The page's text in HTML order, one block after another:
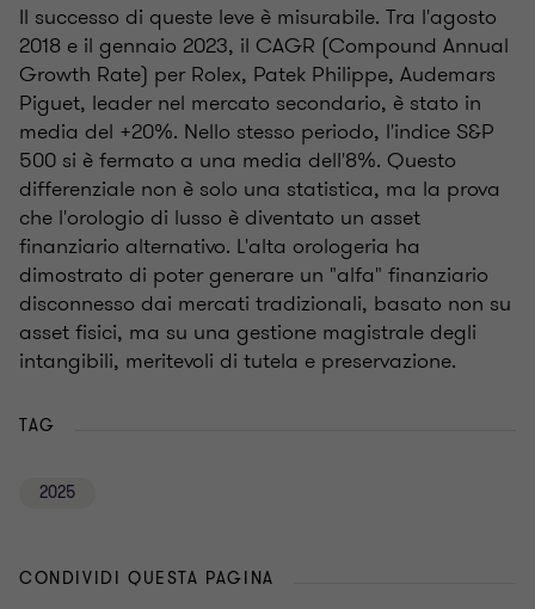
Il successo di queste leve è misurabile. Tra l'agosto
2018 e il gennaio 2023, il CAGR (Compound Annual
Growth Rate) per Rolex, Patek Philippe, Audemars
Piguet, leader nel mercato secondario, è stato in
media del +20%. Nello stesso periodo, l'indice S&P
500 si è fermato a una media dell'8%. Questo
differenziale non è solo una statistica, ma la prova
che l'orologio di lusso è diventato un asset
finanziario alternativo. L'alta orologeria ha
dimostrato di poter generare un "alfa" finanziario
disconnesso dai mercati tradizionali, basato non su
asset fisici, ma su una gestione magistrale degli
intangibili, meritevoli di tutela e preservazione.
TAG
2025
CONDIVIDI QUESTA PAGINA